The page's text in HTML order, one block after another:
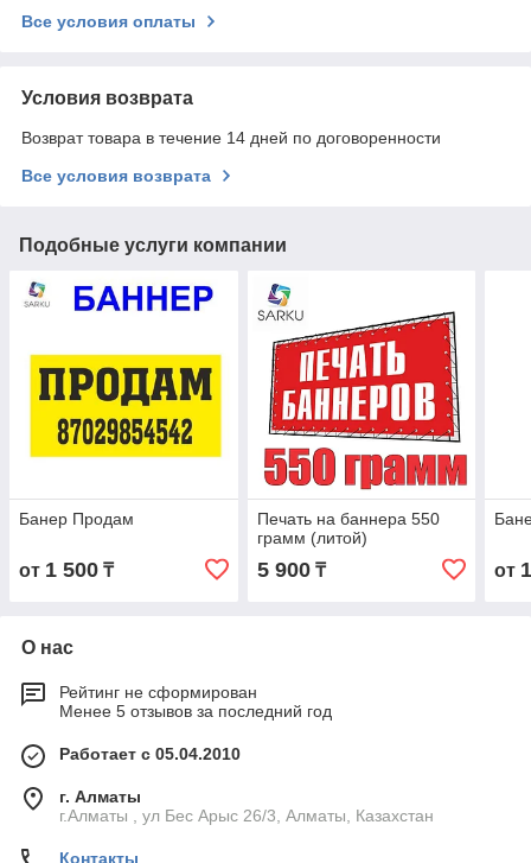
Все условия оплаты
Условия возврата
Возврат товара в течение 14 дней по договоренности
Все условия возврата
Подобные услуги компании
Банер Продам
от 1 500 ₸
Печать на баннера 550
грамм (литой)
5 900₸ от
О нас
Рейтинг не сформирован
Менее 5 отзывов за последний год
Работает с 05.04.2010
г. Алматы
г.Алматы , ул Бес Арыс 26/3, Алматы, Казахстан
Контакты